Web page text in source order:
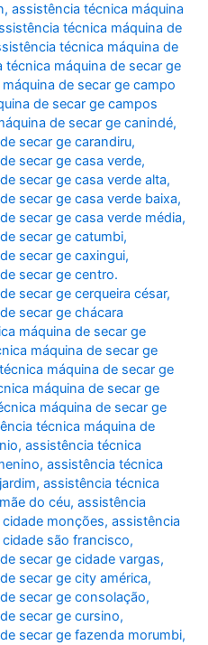
,assistência técnica máquina
técnica máquina de
técnica máquina de
técnica máquina de secar ge
de secar ge campo
de secar ge campos
de secar ge canindé,
secar ge carandiru,
secar ge casa verde,
secar ge casa verde alta,
secar ge casa verde baixa,
secar ge casa verde média,
secar ge catumbi,
secar ge caxingui,
secar ge centro.
secar ge cerqueira césar,
secar ge chácara
máquina de secar ge
máquina de secar ge
máquina de secar ge
máquina de secar ge
máquina de secar ge
técnica máquina de
,assistência técnica
,assistência técnica
,assistência técnica
do céu,assistência
monções,assistência
são francisco,
secar ge cidade vargas,
secar ge city américa,
secar ge consolação,
secar ge cursino,
secar ge fazenda morumbi,